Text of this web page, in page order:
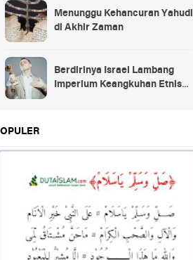
Menunggu Kehancuran Yahudi
di Akhir Zaman
Berdirinya Israel Lambang
Imperium Keangkuhan Etnis